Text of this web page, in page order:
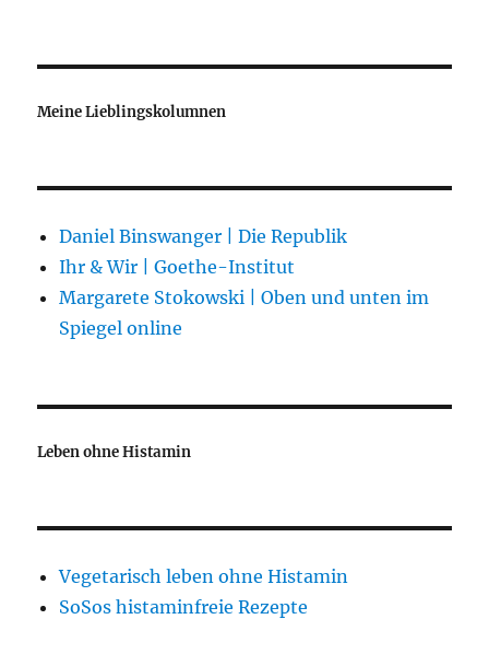
Meine Lieblingskolumnen
Daniel Binswanger | Die Republik
Ihr & Wir | Goethe-Institut
Margarete Stokowski | Oben und unten im
Spiegel online
Leben ohne Histamin
Vegetarisch leben ohne Histamin
SoSos histaminfreie Rezepte